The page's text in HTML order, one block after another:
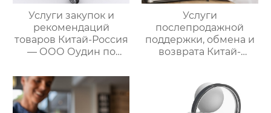
Услуги закупок и
рекомендаций
товаров Китай-Россия
— ООО Оудин по
международными
цепями поставок
Услуги
послепродажной
поддержки, обмена и
возврата Китай-
международными
цепями поставок